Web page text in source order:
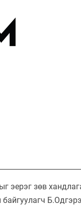
эерэг зөв
байгуулагч